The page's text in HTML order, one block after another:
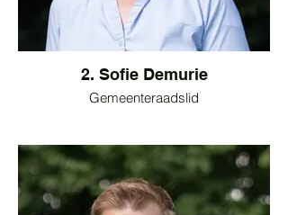
2. Sofie Demurie
Gemeenteraadslid